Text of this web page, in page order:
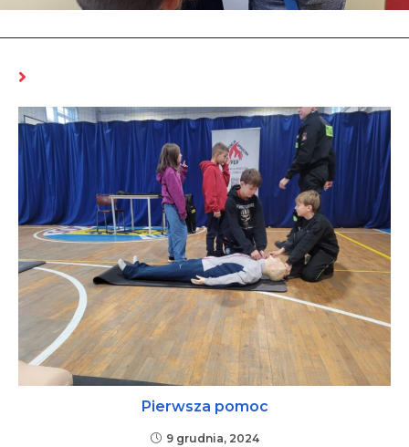
Pierwsza pomoc
9 grudnia, 2024